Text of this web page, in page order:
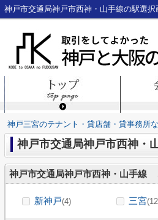
神戸三宮のテナント・貸店舗・貸事務所
神戸市交通局神戸市西神・
神戸市交通局神戸市西神・山手線
新神戸(4) 三宮